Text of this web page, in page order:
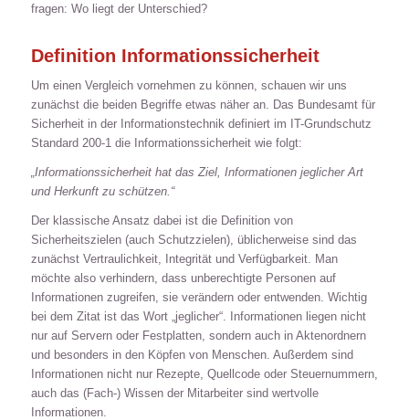
fragen: Wo liegt der Unterschied?
Definition Informationssicherheit
Um einen Vergleich vornehmen zu können, schauen wir uns
zunächst die beiden Begriffe etwas näher an. Das Bundesamt für
Sicherheit in der Informationstechnik definiert im IT-Grundschutz
Standard 200-1 die Informationssicherheit wie folgt:
„Informationssicherheit hat das Ziel, Informationen jeglicher Art
und Herkunft zu schützen.“
Der klassische Ansatz dabei ist die Definition von
Sicherheitszielen (auch Schutzzielen), üblicherweise sind das
zunächst Vertraulichkeit, Integrität und Verfügbarkeit. Man
möchte also verhindern, dass unberechtigte Personen auf
Informationen zugreifen, sie verändern oder entwenden. Wichtig
bei dem Zitat ist das Wort „jeglicher“. Informationen liegen nicht
nur auf Servern oder Festplatten, sondern auch in Aktenordnern
und besonders in den Köpfen von Menschen. Außerdem sind
Informationen nicht nur Rezepte, Quellcode oder Steuernummern,
auch das (Fach-) Wissen der Mitarbeiter sind wertvolle
Informationen.